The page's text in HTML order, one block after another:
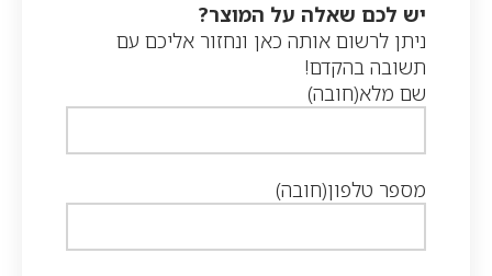
יש לכם שאלה על המוצר?
ניתן לרשום אותה כאן ונחזור אליכם עם
תשובה בהקדם!
שם מלא(חובה)
מספר טלפון(חובה)